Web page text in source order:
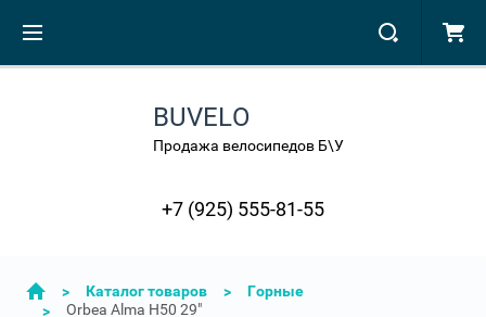
BUVELO
Продажа велосипедов Б\У
+7 (925) 555-81-55
> Каталог товаров >
Горные
>
Orbea Alma H50 29"